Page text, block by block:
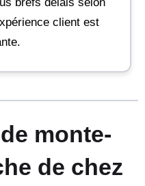
client est
monte-
de chez